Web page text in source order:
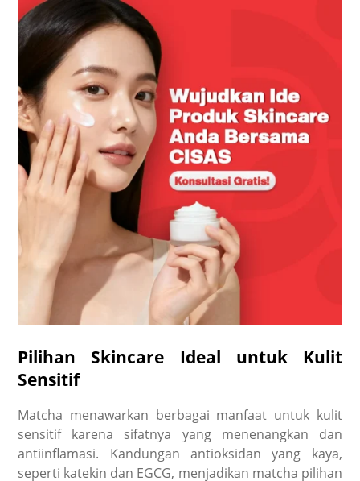
Pilihan Skincare Ideal untuk Kulit
Sensitif
Matcha menawarkan berbagai manfaat untuk kulit
sensitif karena sifatnya yang menenangkan dan
antiinflamasi. Kandungan antioksidan yang kaya,
seperti katekin dan EGCG, menjadikan matcha pilihan